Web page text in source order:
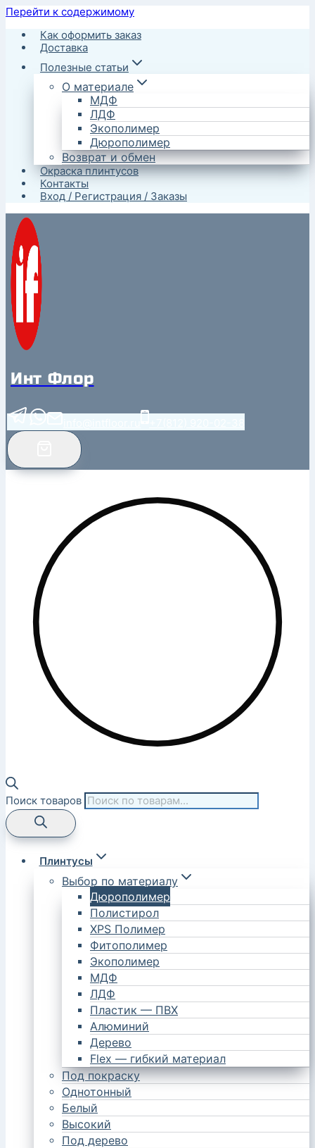
Перейти к содержимому
Как оформить заказ
Доставка
Полезные статьи
О материале
МДФ
ЛДФ
Экополимер
Дюрополимер
Возврат и обмен
Окраска плинтусов
Контакты
Вход / Регистрация / Заказы
Инт Флор
Поиск товаров
Плинтусы
Выбор по материалу
Дюрополимер
Полистирол
XPS Полимер
Фитополимер
Экополимер
МДФ
ЛДФ
Пластик — ПВХ
Алюминий
Дерево
Flex — гибкий материал
Под покраску
Однотонный
Белый
Высокий
Под дерево